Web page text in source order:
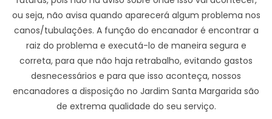
ou seja, não avisa quando aparecerá algum problema nos
canos/tubulações. A função do encanador é encontrar a
raiz do problema e executá-lo de maneira segura e
correta, para que não haja retrabalho, evitando gastos
desnecessários e para que isso aconteça, nossos
encanadores a disposição no Jardim Santa Margarida são
de extrema qualidade do seu serviço.